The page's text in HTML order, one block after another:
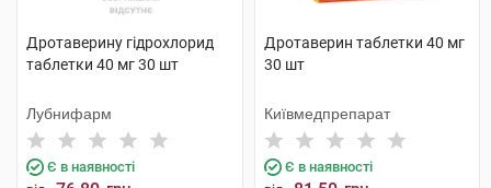
Дротаверину гідрохлорид
таблетки 40 мг 30 шт
Лубнифарм
Є в наявності
Дротаверин таблетки 40 мг
30 шт
Київмедпрепарат
Є в наявності